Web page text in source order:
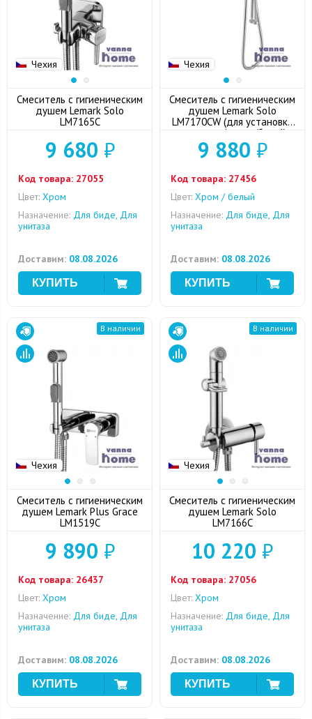
Чехия
Смеситель с гигиеническим
душем Lemark Solo
LM7165C
9 680 ₽
Код товара: 27055
Цвет: Хром
Назначение: Для биде, Для
унитаза
Доставим: 08.08.2026
Чехия
Смеситель с гигиеническим
душем Lemark Solo
LM7170CW (для установки
на унитаз) хром/белый
9 880 ₽
Код товара: 27456
Цвет: Хром / белый
Назначение: Для биде, Для
унитаза
Доставим: 08.08.2026
Чехия
В наличии
Смеситель с гигиеническим
душем Lemark Plus Grace
LM1519C
9 890 ₽
Код товара: 26437
Цвет: Хром
Назначение: Для биде, Для
унитаза
Доставим: 08.08.2026
Чехия
В наличии
Смеситель с гигиеническим
душем Lemark Solo
LM7166C
10 220 ₽
Код товара: 27056
Цвет: Хром
Назначение: Для биде, Для
унитаза
Доставим: 08.08.2026